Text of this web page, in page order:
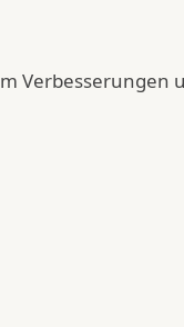
Verbesserungen